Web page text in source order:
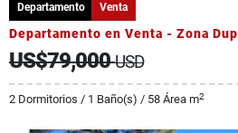
Departamento Venta
US$79,000USD
2 Dormitorios / 1 Baño(s) / 58 Área m2